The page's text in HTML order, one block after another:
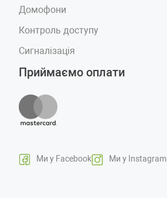
Приймаємо оплати
Ми у Facebook Ми у Instagram
Домофони
Контроль доступу
Сигналізація